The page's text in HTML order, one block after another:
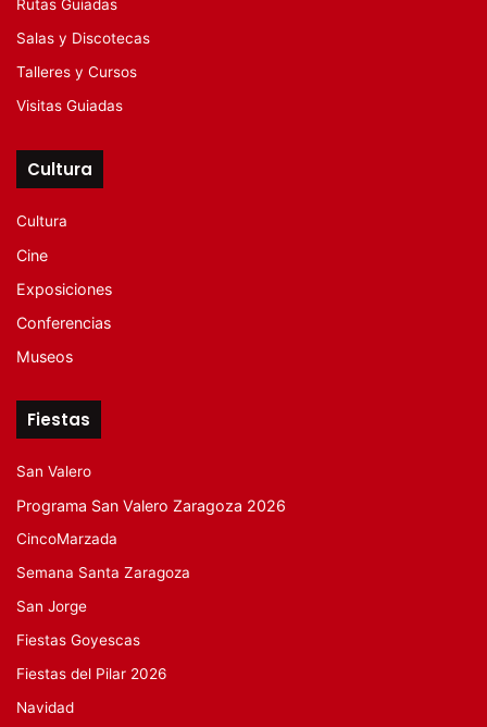
Rutas Guiadas
Salas y Discotecas
Talleres y Cursos
Visitas Guiadas
Cultura
Cultura
Cine
Exposiciones
Conferencias
Museos
Fiestas
San Valero
Programa San Valero Zaragoza 2026
CincoMarzada
Semana Santa Zaragoza
San Jorge
Fiestas Goyescas
Fiestas del Pilar 2026
Navidad